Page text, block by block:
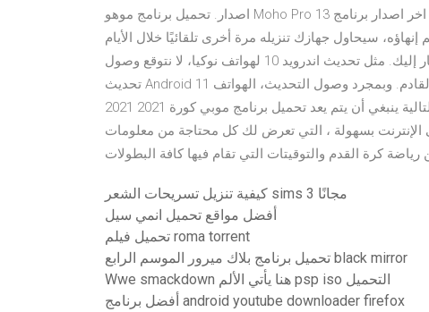
اصدار. تحميل برنامج موهو Moho Pro 13 اخر اصدار برنامج Moho Pro 13 لتصميم وإنشاء الرسوم المتحركة ، بسهولة
ولكن لم يتم إنهاؤه، سيحاول جهازك تنزيله مرة أخرى تلقائيًا خلال الأيام
القليلة التالية. وعند إعادة محاولة التنزيل، سيتم إرسال إشعار إليك. مثل تحديث اندرويد 10 لهواتف نوكيا، لا نتوقع وصول
تحديث Android 11 لأجهزة نوكيا قبل الربع الثالث، أو الرابع من عام 2021 القادم. وبمجرد وصول التحديث، الهواتف
المذكورة في القائمة التالية ينبغي أن يتم يعد تحميل برنامج موبي كورة 2021 2021 mobikora apk الجديد آخر إصدار
بسهولة ، التي تعرض لك كل محتاجة من معلومات
رياضة كرة القدم والتوقيتات التي تقام فيها كافة البطولات
كيفية تنزيل تسريحات الشعر sims 3 مجانًا
أفضل مواقع تحميل انمي سيل
تحميل فيلم roma torrent
تحميل برنامج بلاك ميرور الموسم الرابع black mirror
Wwe smackdown هنا يأتي الألم psp iso التحميل
أفضل برنامج android youtube downloader firefox